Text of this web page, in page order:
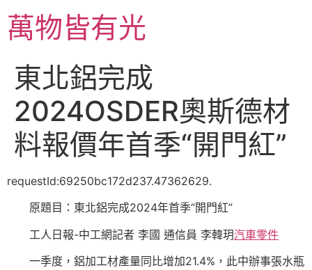
主萬物皆有光
東北鋁完成
2024OSDER奧斯德材
料報價年首季“開門紅”
requestId:69250bc172d237.47362629.
原題目：東北鋁完成2024年首季“開門紅”
工人日報-中工網記者 李國 通信員 李韓玥汽車零件
一季度，鋁加工材產量同比增加21.4%，此中辦事張水瓶